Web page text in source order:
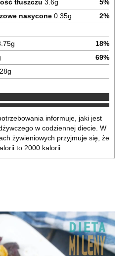
tłuszczu 3.6g 5%
nasycone 0.35g 2%
g 18%
69%
28g
informuje, jaki jest
w codziennej diecie. W
żywieniowych przyjmuje się, że
to 2000 kalorii.